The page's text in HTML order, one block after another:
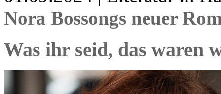
Nora Bossongs neuer
Was ihr seid, das waren